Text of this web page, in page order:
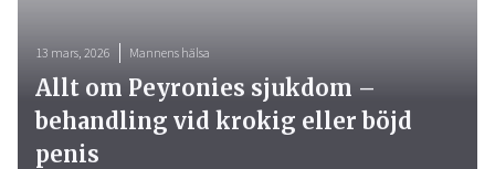
13 mars, 2026 Mannens hälsa
Allt om Peyronies sjukdom –
behandling vid krokig eller böjd
penis